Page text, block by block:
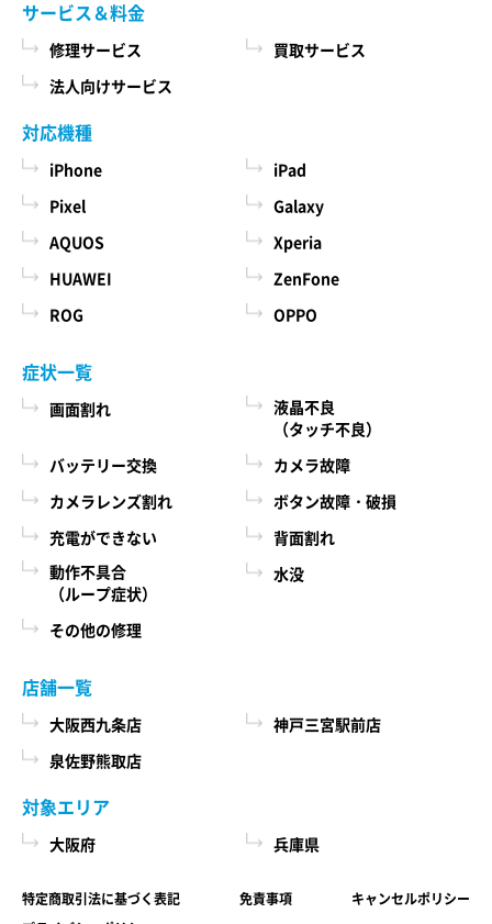
ユーザーにお知らせや連絡をするためにメール
アドレスを利用する場合やユーザーに商品を送
付したり必要に応じて連絡したりするため、氏
名や住所などの連絡先情報を利用する目的
ユーザーの本人確認を行うために、氏名、生年
月日、住所、電話番号、銀行口座番号、クレジ
ットカード番号、運転免許証番号、配達証明付
き郵便の到達結果などの情報を利用する目的
ユーザーに代金を請求するために、購入された
商品名や数量、利用されたサービスの種類や期
号やクレジットカード番号などの支払に関する
情報などを利用する目的
ユーザーが簡便にデータを入力できるようにす
るために、当社に登録されている情報を入力画
面に表示させたり、ユーザーのご指示に基づい
て他のサービスなど（提携先が提供するものも
含みます）に転送したりする目的
代金の支払を遅滞したり第三者に損害を発生さ
したユーザーや、不正・不当な目的でサービス
を利用しようとするユーザーの利用をお断りす
るために、利用態様、氏名や住所など個人を特
定するための情報を利用する目的
ユーザーからのお問い合わせに対応するため
に、お問い合わせ内容や代金の請求に関する情
報など当社がユーザーに対してサービスを提供
するにあたって必要となる情報や、ユーザーの
サービス利用状況、連絡先情報などを利用する
ス、その他一切のもの（以下「付加物」としま
す）を修理依頼品から取り外してください。 な
お、修理依頼品に付加物が取り付けられた状態
で、お客様が修理依頼品を当社にお引渡しされた
場合、当社は、修理の過程で、付加物に生じうる
汚損、破損、紛失その他付加物に関連して生じう
る一切の損害につき責任を負いかねます。
第５条 料金について
本サービスの料金（修理料金、その他の費用を含
み、以下「サービス料金」と言います）は当社規
社各店舗、当社ホームページでも確認することが
できますが、状況、条件により実際の料金が異な
る場合がございますので、本サービスをご依頼の
際に、必ず当社各店舗へお問い合わせください。
第６条 修理部品の取扱い
本サービスで使用する交換部品は、互換製品とな
ります。 本サービスの提供による部品交換の際に
取り外した修理依頼品の部品をリサイクルや分析
などのために、当社の任意の判断で回収させてい
ただく場合があります。 回収した部品は当社の所
は廃棄等を行いますので、あらかじめご了承くだ
さい。
第７条 修理保証について
当社がおこなった修理において、修理完了日（当
社所定の処理が完了し、修理依頼品をお客様に引
品)または3ヶ月以内(その他の修理対応)に修理依頼
サービス＆料金
修理サービス
買取サービス
法人向けサービス
対応機種
iPhone
iPad
Pixel
Galaxy
AQUOS
Xperia
HUAWEI
ZenFone
ROG
OPPO
症状一覧
画面割れ
液晶不良
（タッチ不良）
バッテリー交換
カメラ故障
カメラレンズ割れ
ボタン故障・破損
充電ができない
背面割れ
動作不具合
（ループ症状）
水没
その他の修理
店舗一覧
大阪西九条店
神戸三宮駅前店
泉佐野熊取店
対象エリア
大阪府 兵庫県
特定商取引法に基づく表記 免責事項
キャンセルポリシー